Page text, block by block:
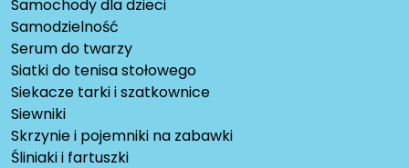
Samochody dla dzieci
Samodzielność
Serum do twarzy
Siatki do tenisa stołowego
Siekacze tarki i szatkownice
Siewniki
Skrzynie i pojemniki na zabawki
Śliniaki i fartuszki